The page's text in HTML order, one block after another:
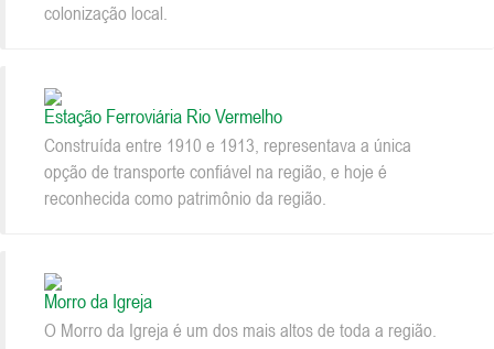
colonização local.
Estação Ferroviária Rio Vermelho
Construída entre 1910 e 1913, representava a única
opção de transporte confiável na região, e hoje é
reconhecida como patrimônio da região.
Morro da Igreja
O Morro da Igreja é um dos mais altos de toda a região.